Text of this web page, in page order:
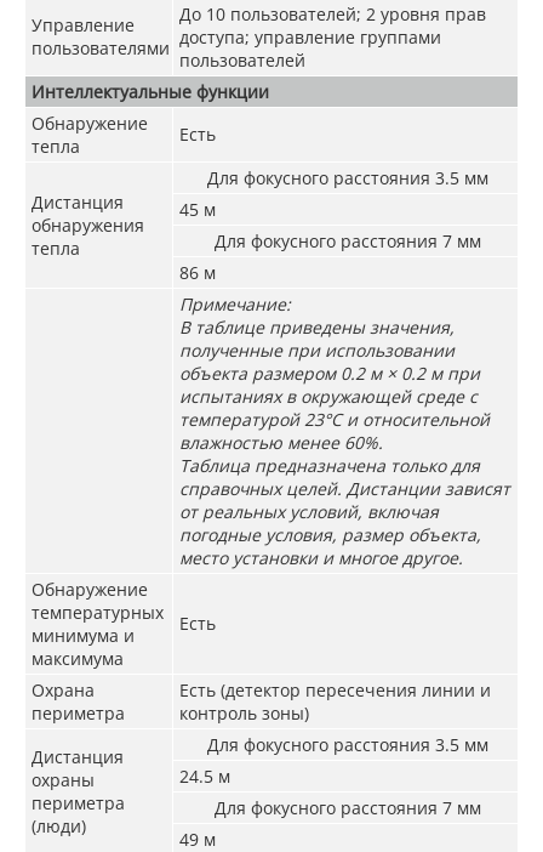
Управление
пользователями
До 10 пользователей; 2 уровня прав
доступа; управление группами
пользователей
Интеллектуальные функции
Обнаружение
тепла
Есть
Дистанция
обнаружения
тепла
Для фокусного расстояния 3.5 мм
45 м
Для фокусного расстояния 7 мм
86 м
Примечание:
В таблице приведены значения,
полученные при использовании
объекта размером 0.2 м × 0.2 м при
испытаниях в окружающей среде с
температурой 23°C и относительной
влажностью менее 60%.
Таблица предназначена только для
справочных целей. Дистанции зависят
от реальных условий, включая
погодные условия, размер объекта,
место установки и многое другое.
Обнаружение
температурных
минимума и
максимума
Есть
Охрана
периметра
Есть (детектор пересечения линии и
контроль зоны)
Дистанция
охраны
периметра
(люди)
Для фокусного расстояния 3.5 мм
24.5 м
Для фокусного расстояния 7 мм
49 м